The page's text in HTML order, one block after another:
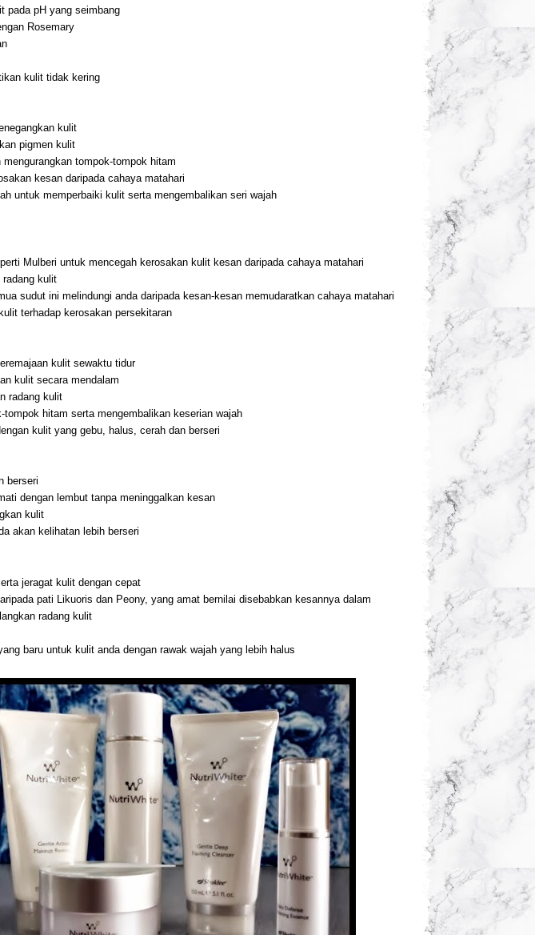
pada pH yang seimbang
Rosemary
kulit tidak kering
kulit
pigmen kulit
tompok-tompok hitam
kesan daripada cahaya matahari
untuk memperbaiki kulit serta mengembalikan seri wajah
Mulberi untuk mencegah kerosakan kulit kesan daripada cahaya matahari
radang kulit
sudut ini melindungi anda daripada kesan-kesan memudaratkan cahaya matahari
terhadap kerosakan persekitaran
kulit sewaktu tidur
kulit secara mendalam
radang kulit
hitam serta mengembalikan keserian wajah
kulit yang gebu, halus, cerah dan berseri
berseri
dengan lembut tanpa meninggalkan kesan
kulit
akan kelihatan lebih berseri
jeragat kulit dengan cepat
pati Likuoris dan Peony, yang amat bernilai disebabkan kesannya dalam
radang kulit
baru untuk kulit anda dengan rawak wajah yang lebih halus